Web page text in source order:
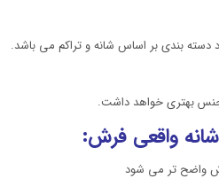
دسته بندی بر اساس شانه و تراکم می باشد.
جنس بهتری خواهد داشت.
واقعی فرش:
واضح تر می شود